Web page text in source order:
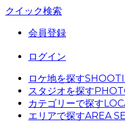
クイック検索
会員登録
ログイン
ロケ地を探す
スタジオを探す
カテゴリーで探す
エリアで探すAREA